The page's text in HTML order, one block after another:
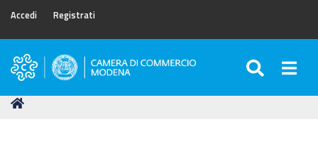
Accedi Registrati
Camera
Commercio
Tu